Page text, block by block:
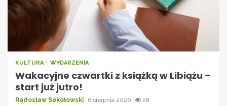
KULTURA WYDARZENIA
Wakacyjne czwartki z książką w Libiążu –
start już jutro!
Radosław Sokołowski 6 sierpnia 2026 28